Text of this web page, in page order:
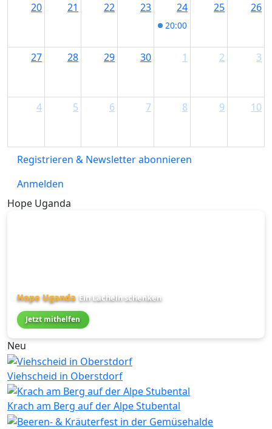
20 21 22 23 24
20:00
25 26
27 28 29 30 1 2 3
4 5 6 7 8 9 10
Registrieren & Newsletter abonnieren
Anmelden
Hope Uganda
Hope Uganda Ein Lächeln schenken
Jetzt mithelfen
Neu
Viehscheid in Oberstdorf
Krach am Berg auf der Alpe Stubental